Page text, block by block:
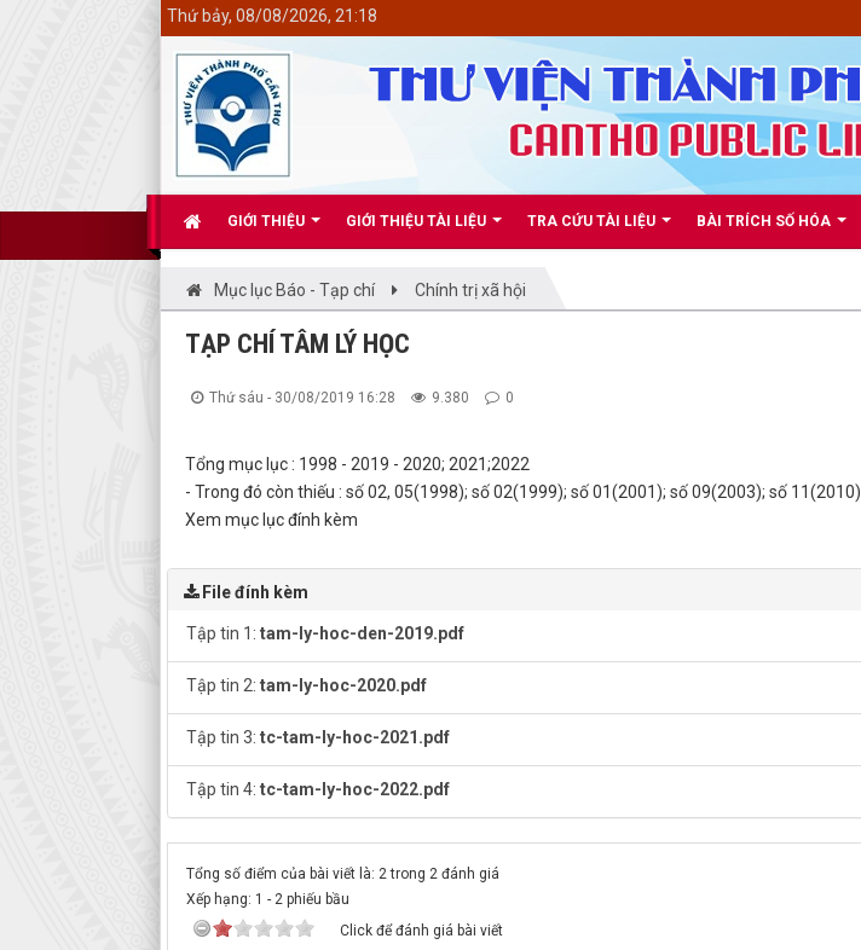
GIỚI THIỆU GIỚI THIỆU TÀI LIỆU TRA CỨU TÀI LIỆU BÀI TRÍCH SỐ HÓA
Thứ bảy, 08/08/2026, 21:18
Mục lục Báo - Tạp chí Chính trị xã hội
TẠP CHÍ TÂM LÝ HỌC
Thứ sáu - 30/08/2019 16:28 9.380 0
Tổng mục lục : 1998 - 2019 - 2020; 2021;2022
- Trong đó còn thiếu : số 02, 05(1998); số 02(1999); số 01(2001); số 09(2003); số 11(2010).
Xem mục lục đính kèm
File đính kèm
Tập tin 1: tam-ly-hoc-den-2019.pdf
Tập tin 2: tam-ly-hoc-2020.pdf
Tập tin 3: tc-tam-ly-hoc-2021.pdf
Tập tin 4: tc-tam-ly-hoc-2022.pdf
Tổng số điểm của bài viết là: 2 trong 2 đánh giá
Xếp hạng: 1 - 2 phiếu bầu
Click để đánh giá bài viết